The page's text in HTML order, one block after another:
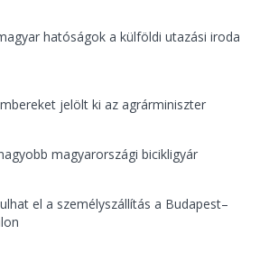
hatóságok a külföldi utazási iroda
jelölt ki az agrárminiszter
magyarországi bicikligyár
el a személyszállítás a Budapest–